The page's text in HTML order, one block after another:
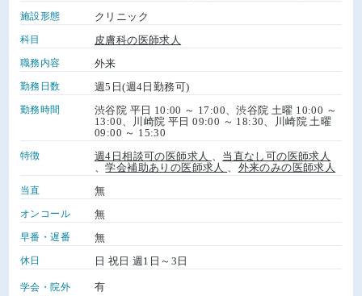
施設形態 クリニック
科目 皮膚科の医師求人
職務内容 外来
勤務日数 週5日(週4日勤務可)
勤務時間
渋谷院 平日 10:00 ～ 17:00、渋谷院 土曜 10:00 ～
13:00、川崎院 平日 09:00 ～ 18:30、川崎院 土曜
09:00 ～ 15:30
特徴 週4日相談可の医師求人
当直なし可の医師求人
、学会補助ありの医師求人 外来のみの医師求人
当直 無
オンコール 無
早番・遅番 無
休日 日 祝日 週1日～3日
学会・院外
有